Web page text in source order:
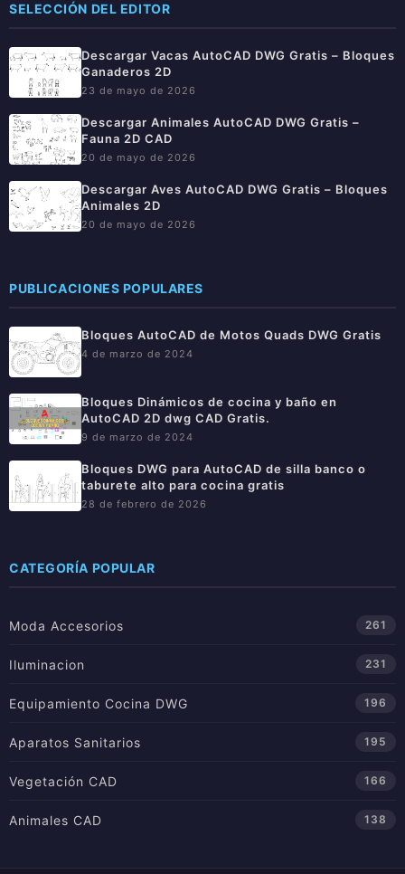
SELECCIÓN DEL EDITOR
Descargar Vacas AutoCAD DWG Gratis – Bloques
Ganaderos 2D
23 de mayo de 2026
Descargar Animales AutoCAD DWG Gratis –
Fauna 2D CAD
20 de mayo de 2026
Descargar Aves AutoCAD DWG Gratis – Bloques
Animales 2D
20 de mayo de 2026
PUBLICACIONES POPULARES
Bloques AutoCAD de Motos Quads DWG Gratis
4 de marzo de 2024
Bloques Dinámicos de cocina y baño en
AutoCAD 2D dwg CAD Gratis.
9 de marzo de 2024
Bloques DWG para AutoCAD de silla banco o
taburete alto para cocina gratis
28 de febrero de 2026
CATEGORÍA POPULAR
Moda Accesorios 261
Iluminacion 231
Equipamiento Cocina DWG 196
Aparatos Sanitarios 195
Vegetación CAD 166
Animales CAD 138